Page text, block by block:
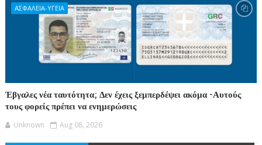
ΑΣΦΑΛΕΙΑ-ΥΓΕΙΑ
Έβγαλες νέα ταυτότητα; Δεν έχεις ξεμπερδέψει ακόμα -Αυτούς
τους φορείς πρέπει να ενημερώσεις
Unknown Aug 08, 2026